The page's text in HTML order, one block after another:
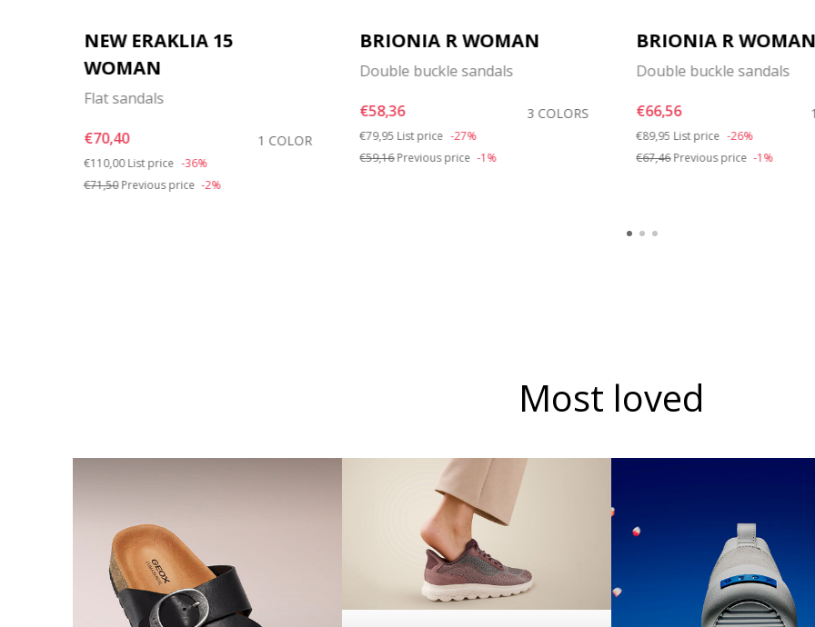
NEW ERAKLIA 15
WOMAN
Flat sandals
€70,40
1 COLOR
Price reduced from
€110,00 to
List price -36%
€71,50Previous price -2%
BRIONIA R WOMAN
Double buckle sandals
€58,36
3 COLORS
Price reduced from
€79,95 to
List price -27%
€59,16Previous price -1%
BRIONIA R WOMAN
Double buckle sandals
€66,56
Price reduced from
€89,95 to
List price -26%
€67,46Previous price -1%
Most loved